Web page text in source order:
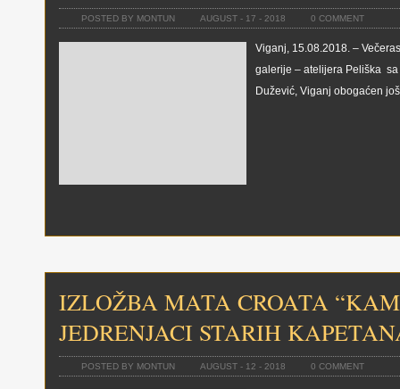
POSTED BY MONTUN AUGUST - 17 - 2018 0 COMMENT
Viganj, 15.08.2018. –
galerije – atelijera Peliška
Dužević, Viganj obogaćen
IZLOŽBA MATA CROATA
JEDRENJACI STARIH
POSTED BY MONTUN AUGUST - 12 - 2018 0 COMMENT